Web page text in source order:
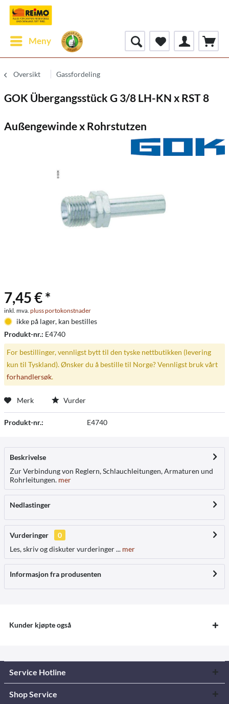
Meny
Oversikt Gassfordeling
GOK Übergangsstück G 3/8 LH-KN x RST 8
Außengewinde x Rohrstutzen
7,45 € *
inkl. mva. pluss portokonstnader
ikke på lager, kan bestilles
Produkt-nr.: E4740
For bestillinger, vennligst bytt til den tyske nettbutikken (levering
kun til Tyskland). Ønsker du å bestille til Norge? Vennligst bruk vårt
forhandlersøk.
Merk Vurder
Produkt-nr.: E4740
Beskrivelse
Zur Verbindung von Reglern, Schlauchleitungen, Armaturen und
Rohrleitungen. mer
Nedlastinger
Vurderinger
0
Les, skriv og diskuter vurderinger ... mer
Informasjon fra produsenten
Kunder kjøpte også
Service Hotline
Shop Service